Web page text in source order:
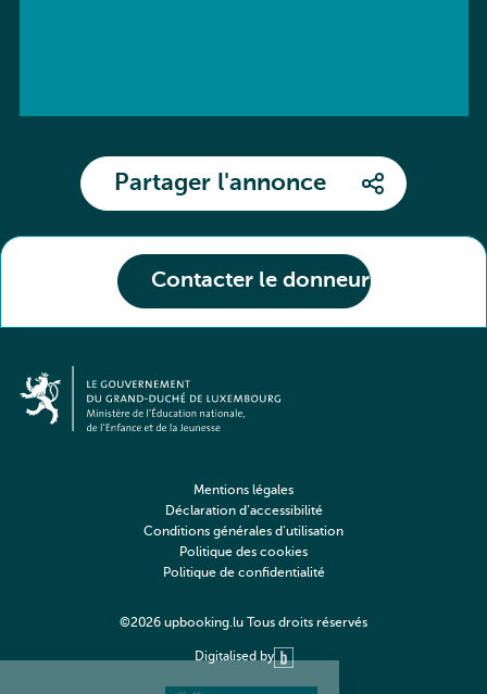
Contacter le donneur
Partager l'annonce
©2026 upbooking.lu Tous droits réservés
Mentions légales
Déclaration d’accessibilité
Conditions générales d’utilisation
Politique des cookies
Politique de confidentialité
Digitalised by